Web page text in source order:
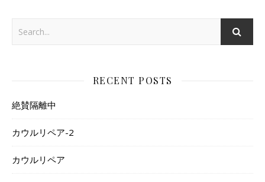
RECENT POSTS
絶賛隔離中
カウルリペア-2
カウルリペア